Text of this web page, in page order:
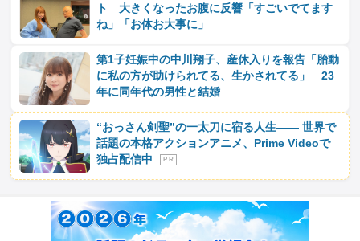
ト 大きくなったお腹に反響「すごいでてます
ね」「お体お大事に」
第1子妊娠中の中川翔子、産休入りを報告「胎動
に私の方が助けられてる、生かされてる」 23
年に同年代の男性と結婚
“おっさん剣聖”の一太刀に宿る人生―― 世界で
話題の本格アクションアニメ、Prime Videoで
独占配信中
P R